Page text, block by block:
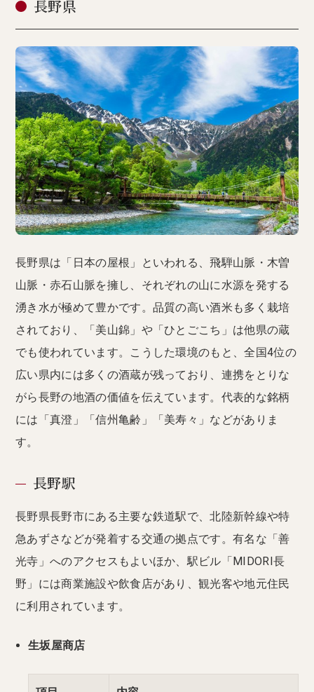
長野県
長野県は「日本の屋根」といわれる、飛騨山脈・木曽
山脈・赤石山脈を擁し、それぞれの山に水源を発する
湧き水が極めて豊かです。品質の高い酒米も多く栽培
されており、「美山錦」や「ひとごこち」は他県の蔵
でも使われています。こうした環境のもと、全国4位の
広い県内には多くの酒蔵が残っており、連携をとりな
がら長野の地酒の価値を伝えています。代表的な銘柄
には「真澄」「信州亀齢」「美寿々」などがありま
す。
長野駅
長野県長野市にある主要な鉄道駅で、北陸新幹線や特
急あずさなどが発着する交通の拠点です。有名な「善
光寺」へのアクセスもよいほか、駅ビル「MIDORI長
野」には商業施設や飲食店があり、観光客や地元住民
に利用されています。
生坂屋商店